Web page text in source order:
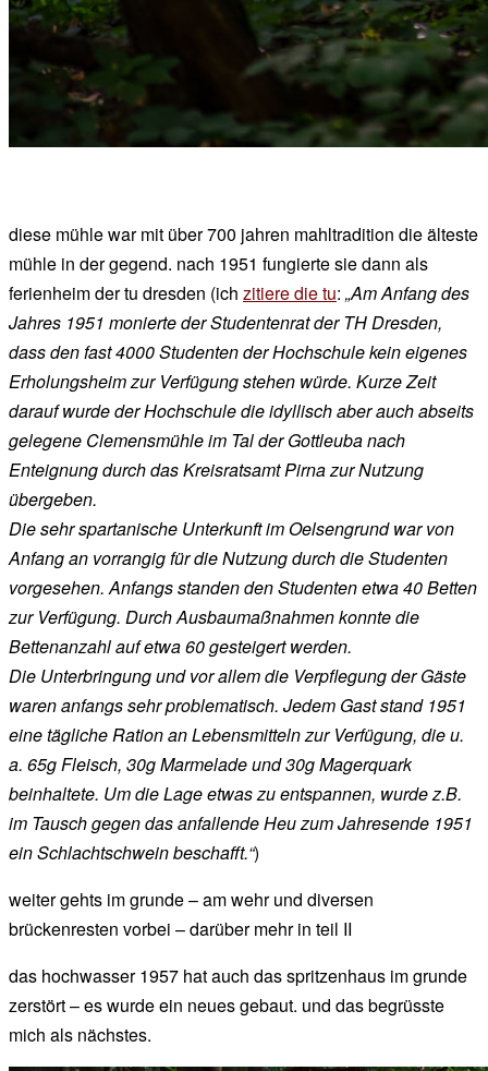
diese mühle war mit über 700 jahren mahltradition die älteste
mühle in der gegend. nach 1951 fungierte sie dann als
ferienheim der tu dresden (ich zitiere die tu: „Am Anfang des
Jahres 1951 monierte der Studentenrat der TH Dresden,
dass den fast 4000 Studenten der Hochschule kein eigenes
Erholungsheim zur Verfügung stehen würde. Kurze Zeit
darauf wurde der Hochschule die idyllisch aber auch abseits
gelegene Clemensmühle im Tal der Gottleuba nach
Enteignung durch das Kreisratsamt Pirna zur Nutzung
übergeben.
Die sehr spartanische Unterkunft im Oelsengrund war von
Anfang an vorrangig für die Nutzung durch die Studenten
vorgesehen. Anfangs standen den Studenten etwa 40 Betten
zur Verfügung. Durch Ausbaumaßnahmen konnte die
Bettenanzahl auf etwa 60 gesteigert werden.
Die Unterbringung und vor allem die Verpflegung der Gäste
waren anfangs sehr problematisch. Jedem Gast stand 1951
eine tägliche Ration an Lebensmitteln zur Verfügung, die u.
a. 65g Fleisch, 30g Marmelade und 30g Magerquark
beinhaltete. Um die Lage etwas zu entspannen, wurde z.B.
im Tausch gegen das anfallende Heu zum Jahresende 1951
ein Schlachtschwein beschafft.“)
weiter gehts im grunde – am wehr und diversen
brückenresten vorbei – darüber mehr in teil II
das hochwasser 1957 hat auch das spritzenhaus im grunde
zerstört – es wurde ein neues gebaut. und das begrüsste
mich als nächstes.